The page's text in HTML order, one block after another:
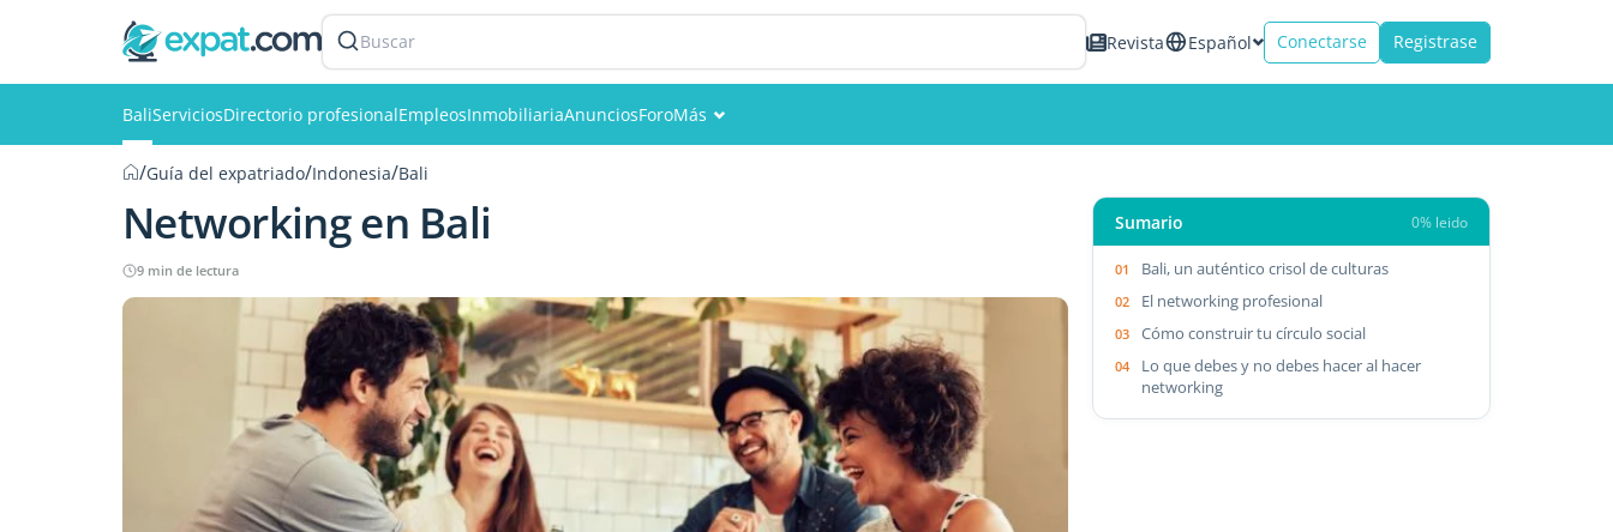
Buscar Revista Español Conectarse Registrase
BaliServiciosDirectorio profesionalEmpleosInmobiliariaAnunciosForoMás
/Guía del expatriado/Indonesia/Bali
Networking en Bali
9 min de lectura
Sumario 0% leido
Bali, un auténtico crisol de culturas
El networking profesional
Cómo construir tu círculo social
Lo que debes y no debes hacer al hacer
networking